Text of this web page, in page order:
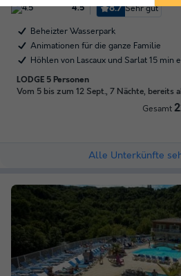
4.5 8.7 Sehr gut
Beheizter Wasserpark
Animationen für die ganze Familie
Höhlen von Lascaux und Sarlat 15 min
LODGE 5 Personen
Vom 5 bis zum 12 Sept., 7 Nächte, bereits
Gesamt
Alle Unterkünfte